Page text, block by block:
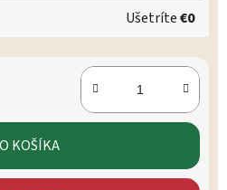
Ušetríte€0
KOŠÍKA